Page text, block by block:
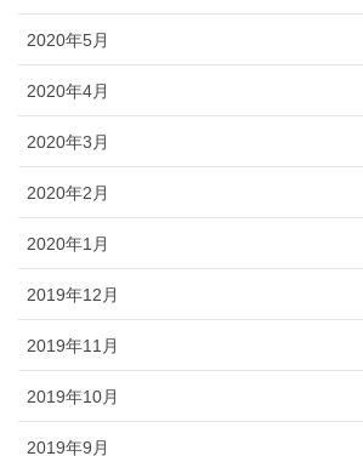
2020年5月
2020年4月
2020年3月
2020年2月
2020年1月
2019年12月
2019年11月
2019年10月
2019年9月